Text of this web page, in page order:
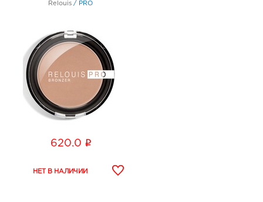
Relouis / PRO
620.0 i